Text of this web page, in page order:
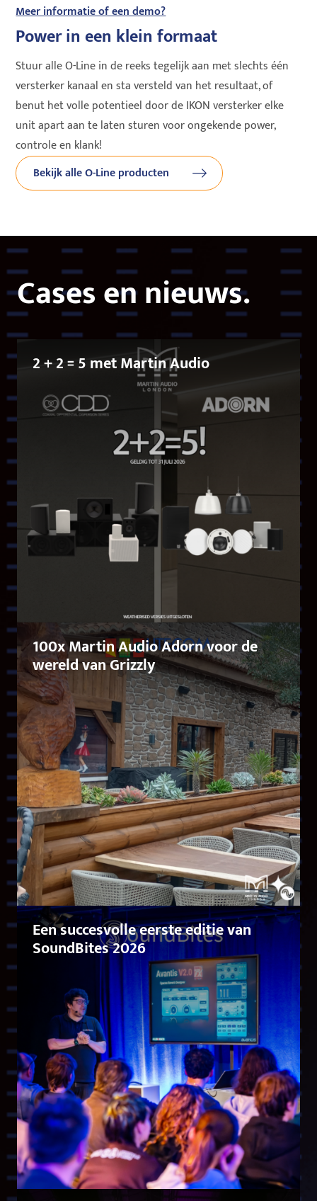
Meer informatie of een demo?
Power in een klein formaat
Stuur alle O-Line in de reeks tegelijk aan met slechts één
versterker kanaal en sta versteld van het resultaat, of
benut het volle potentieel door de IKON versterker elke
unit apart aan te laten sturen voor ongekende power,
controle en klank!
Bekijk alle O-Line producten
Cases en nieuws.
2 + 2 = 5 met Martin Audio
100x Martin Audio Adorn voor de
wereld van Grizzly
Een succesvolle eerste editie van
SoundBites 2026